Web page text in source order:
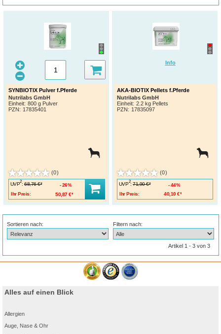
SYNBIOTIX Pulver f.Pferde
Nutrilabs GmbH
Einheit: 800 g Pulver
PZN : 17835401
(0)
UVP
2
: 68,76 €*
Ihr Preis:
50,87 €*
26%
Info
AKA-BIOTIX Pellets f.Pferde
Nutrilabs GmbH
Einheit: 2.2 kg Pellets
PZN : 17835097
(0)
UVP
2
: 71,90 €*
Ihr Preis:
40,10 €*
44%
Sortieren nach: Filtern nach:
Artikel 1 - 3 von 3
Alles auf einen Blick
Allergien
Auge, Nase & Ohr